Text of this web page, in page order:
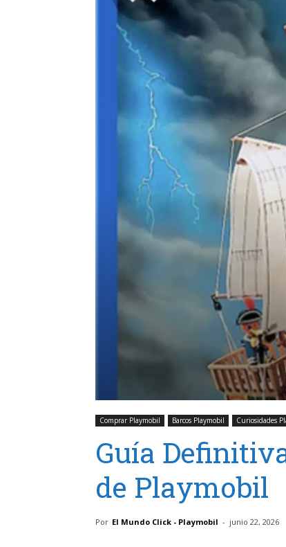
Comprar Playmobil Barcos Playmobil Curiosidades
Guía
de Playmobil
Por El Mundo Click - Playmobil - junio 22, 2026